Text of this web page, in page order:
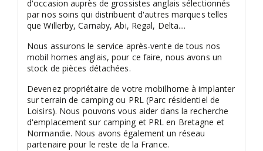
d'occasion auprès de grossistes anglais sélectionnés
par nos soins qui distribuent d'autres marques telles
que Willerby, Carnaby, Abi, Regal, Delta....
Nous assurons le service après-vente de tous nos
mobil homes anglais, pour ce faire, nous avons un
stock de pièces détachées.
Devenez propriétaire de votre mobilhome à implanter
sur terrain de camping ou PRL (Parc résidentiel de
Loisirs). Nous pouvons vous aider dans la recherche
d'emplacement sur camping et PRL en Bretagne et
Normandie. Nous avons également un réseau
partenaire pour le reste de la France.